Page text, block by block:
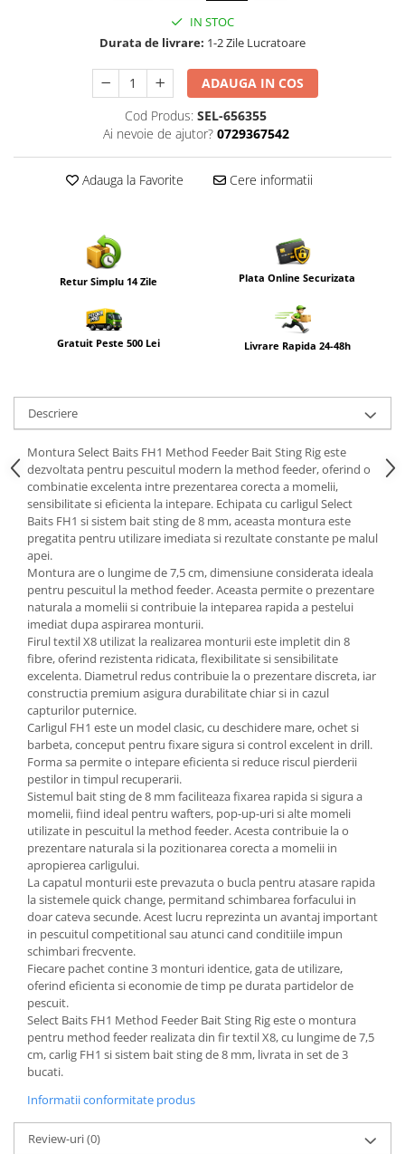
IN STOC
Durata de livrare: 1-2 Zile Lucratoare
ADAUGA IN COS
Cod Produs: SEL-656355
Ai nevoie de ajutor? 0729367542
Adauga la Favorite Cere informatii
Retur Simplu 14 Zile Plata Online Securizata
Gratuit Peste 500 Lei Livrare Rapida 24-48h
Descriere
Montura Select Baits FH1 Method Feeder Bait Sting Rig este
dezvoltata pentru pescuitul modern la method feeder, oferind o
combinatie excelenta intre prezentarea corecta a momelii,
sensibilitate si eficienta la intepare. Echipata cu carligul Select
Baits FH1 si sistem bait sting de 8 mm, aceasta montura este
pregatita pentru utilizare imediata si rezultate constante pe malul
apei.
Montura are o lungime de 7,5 cm, dimensiune considerata ideala
pentru pescuitul la method feeder. Aceasta permite o prezentare
naturala a momelii si contribuie la inteparea rapida a pestelui
imediat dupa aspirarea monturii.
Firul textil X8 utilizat la realizarea monturii este impletit din 8
fibre, oferind rezistenta ridicata, flexibilitate si sensibilitate
excelenta. Diametrul redus contribuie la o prezentare discreta, iar
constructia premium asigura durabilitate chiar si in cazul
capturilor puternice.
Carligul FH1 este un model clasic, cu deschidere mare, ochet si
barbeta, conceput pentru fixare sigura si control excelent in drill.
Forma sa permite o intepare eficienta si reduce riscul pierderii
pestilor in timpul recuperarii.
Sistemul bait sting de 8 mm faciliteaza fixarea rapida si sigura a
momelii, fiind ideal pentru wafters, pop-up-uri si alte momeli
utilizate in pescuitul la method feeder. Acesta contribuie la o
prezentare naturala si la pozitionarea corecta a momelii in
apropierea carligului.
La capatul monturii este prevazuta o bucla pentru atasare rapida
la sistemele quick change, permitand schimbarea forfacului in
doar cateva secunde. Acest lucru reprezinta un avantaj important
in pescuitul competitional sau atunci cand conditiile impun
schimbari frecvente.
Fiecare pachet contine 3 monturi identice, gata de utilizare,
oferind eficienta si economie de timp pe durata partidelor de
pescuit.
Select Baits FH1 Method Feeder Bait Sting Rig este o montura
pentru method feeder realizata din fir textil X8, cu lungime de 7,5
cm, carlig FH1 si sistem bait sting de 8 mm, livrata in set de 3
bucati.
Informatii conformitate produs
Review-uri(0)